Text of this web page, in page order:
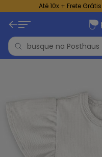
Até 10x + Frete